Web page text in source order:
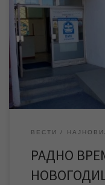
Кориснички центар у
ЈКП „Водовод и
јавној водоводној и
корисницима на
023/534-097.
наплатна […]
ВЕСТИ
РАДНО